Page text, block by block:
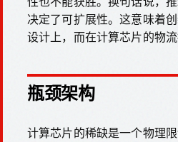
决定了可扩展性。这意味着
设计上，而在计算芯片的物流
瓶颈架构
计算芯片的稀缺是一个物理